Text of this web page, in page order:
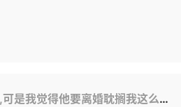
询一下我的要求我这么做才能达到,对方给法官送礼了,但是我没有送,我该怎么做才好